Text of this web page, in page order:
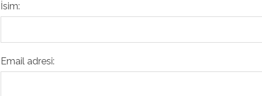
İsim:
Email adresi: